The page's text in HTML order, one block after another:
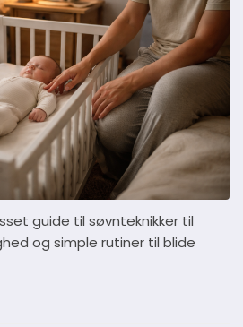
guide til søvnteknikker til
og simple rutiner til blide